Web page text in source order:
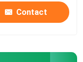
Contact